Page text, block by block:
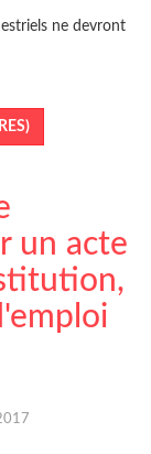
ne devront
un acte